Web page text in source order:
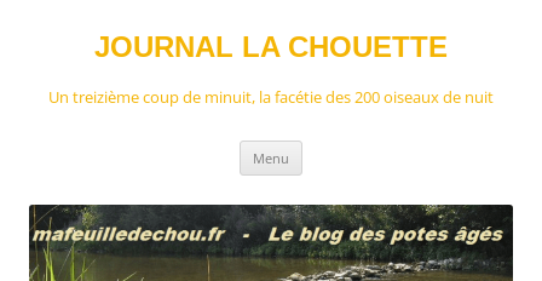
JOURNAL LA CHOUETTE
Un treizième coup de minuit, la facétie des 200 oiseaux de nuit
Menu